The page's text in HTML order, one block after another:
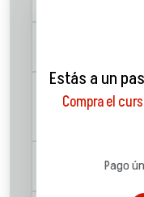
5.
6.
comen?
7. ¿Qué
Estás a un
Compra el
Pago